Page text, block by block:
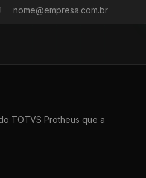
TOTVS Protheus que a